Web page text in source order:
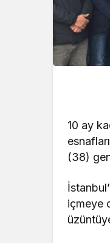
10 ay
(38)
içmeye